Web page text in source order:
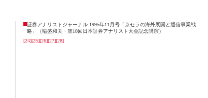
証券アナリストジャーナル 1995年11月号「京セラの海外展開と通信事業戦
略」（稲盛和夫・第10回日本証券アナリスト大会記念講演）
[24][25][26][27][28]